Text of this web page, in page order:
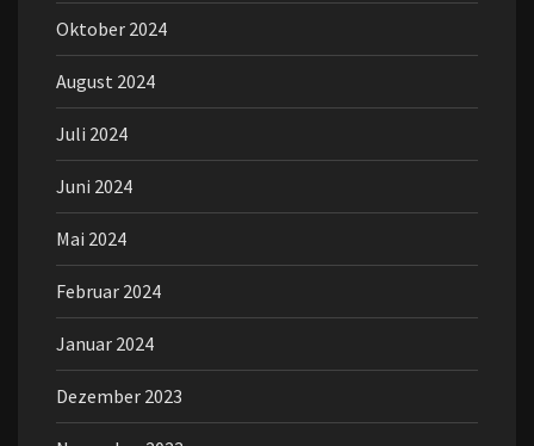
Oktober 2024
August 2024
Juli 2024
Juni 2024
Mai 2024
Februar 2024
Januar 2024
Dezember 2023